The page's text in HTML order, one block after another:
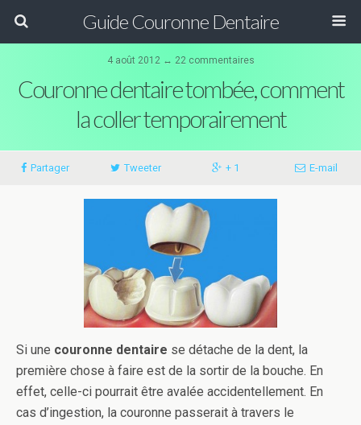
Guide Couronne Dentaire
4 août 2012 ↔ 22 commentaires
Couronne dentaire tombée, comment
la coller temporairement
Partager Tweeter + 1 E-mail
Si une couronne dentaire se détache de la dent, la
première chose à faire est de la sortir de la bouche. En
effet, celle-ci pourrait être avalée accidentellement. En
cas d’ingestion, la couronne passerait à travers le